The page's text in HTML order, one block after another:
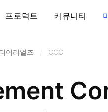
프로덕트 커뮤니티
어리얼즈 CCC